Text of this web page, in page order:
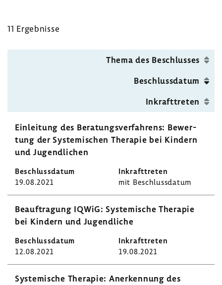
11 Ergeb­nisse
Thema des Beschlusses
Beschluss­datum
Inkraft­treten
Einlei­tung des Bera­tungs­ver­fah­rens: Bewer­
tung der Syste­mi­schen Therapie bei Kindern
und Jugend­li­chen
19.08.2021 mit Beschluss­datum
Beauf­tra­gung IQWiG: Syste­mi­sche Therapie
bei Kindern und Jugend­liche
12.08.2021 19.08.2021
Syste­mi­sche Therapie: Aner­ken­nung des